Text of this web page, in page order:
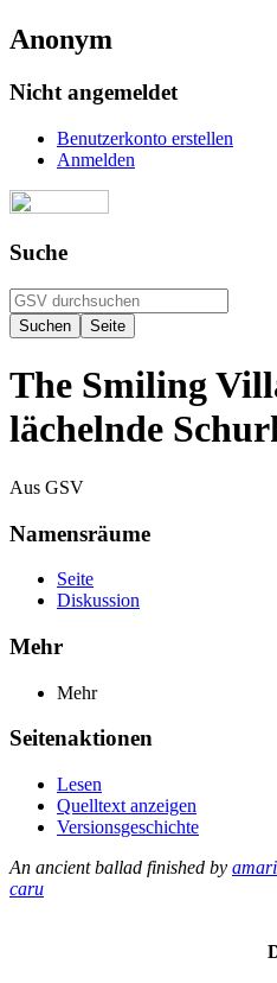
Anonym
Nicht angemeldet
Benutzerkonto erstellen
Anmelden
Suche
The Smiling
lächelnde
Aus GSV
Namensräume
Seite
Diskussion
Mehr
Mehr
Seitenaktionen
Lesen
Quelltext anzeigen
Versionsgeschichte
An ancient ballad finished by
caru